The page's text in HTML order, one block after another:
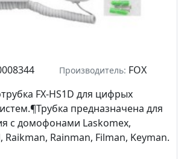
Производитель: FOX
FX-HS1D для цифрых
предназначена для
с домофонами Laskomex,
Raikman, Rainman, Filman, Keyman.